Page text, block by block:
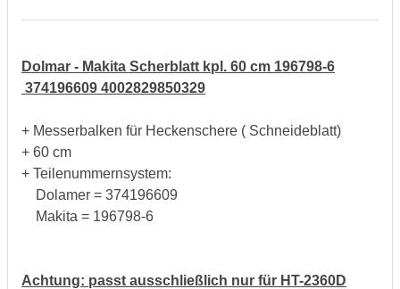
Dolmar - Makita Scherblatt kpl. 60 cm 196798-6
374196609 4002829850329
+ Messerbalken für Heckenschere ( Schneideblatt)
+ 60 cm
+ Teilenummernsystem:
Dolamer = 374196609
Makita = 196798-6
Achtung: passt ausschließlich nur für HT-2360D